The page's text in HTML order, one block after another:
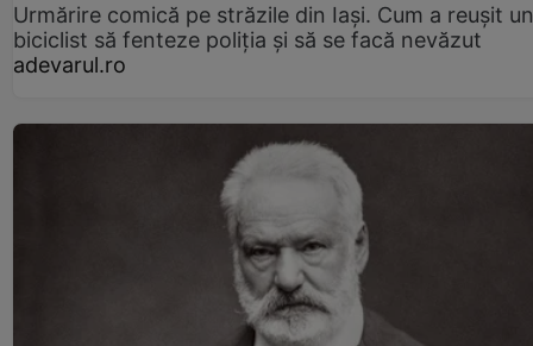
Urmărire comică pe străzile din Iași. Cum a reușit un
biciclist să fenteze poliția și să se facă nevăzut
adevarul.ro